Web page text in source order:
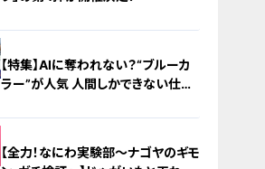
【特集】AIに奪われない？“ブルーカ
ラー”が人気 人間しかできない仕事
【全力！なにわ実験部～ナゴヤのギモ